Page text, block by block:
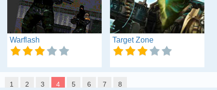
Warflash Target Zone
1 2 3 4 5 6 7 8